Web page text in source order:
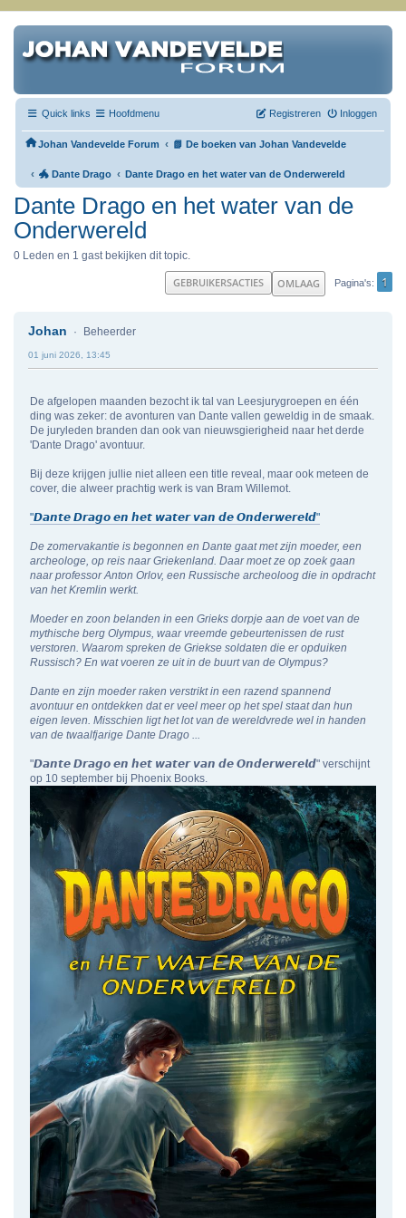
Quick links Hoofdmenu Inloggen
Registreren
Johan Vandevelde Forum ‹ 📗 De boeken van Johan Vandevelde
‹ 🐲 Dante Drago ‹ Dante Drago en het water van de Onderwereld
Dante Drago en het water van de
Onderwereld
0 Leden en 1 gast bekijken dit topic.
OMLAAG Pagina's 1
GEBRUIKERSACTIES
Johan Beheerder
01 juni 2026, 13:45
De afgelopen maanden bezocht ik tal van Leesjurygroepen en één
ding was zeker: de avonturen van Dante vallen geweldig in de smaak.
De juryleden branden dan ook van nieuwsgierigheid naar het derde
'Dante Drago' avontuur.
Bij deze krijgen jullie niet alleen een title reveal, maar ook meteen de
cover, die alweer prachtig werk is van Bram Willemot.
"𝘿𝙖𝙣𝙩𝙚 𝘿𝙧𝙖𝙜𝙤 𝙚𝙣 𝙝𝙚𝙩 𝙬𝙖𝙩𝙚𝙧 𝙫𝙖𝙣 𝙙𝙚 𝙊𝙣𝙙𝙚𝙧𝙬𝙚𝙧𝙚𝙡𝙙"
De zomervakantie is begonnen en Dante gaat met zijn moeder, een
archeologe, op reis naar Griekenland. Daar moet ze op zoek gaan
naar professor Anton Orlov, een Russische archeoloog die in opdracht
van het Kremlin werkt.
Moeder en zoon belanden in een Grieks dorpje aan de voet van de
mythische berg Olympus, waar vreemde gebeurtenissen de rust
verstoren. Waarom spreken de Griekse soldaten die er opduiken
Russisch? En wat voeren ze uit in de buurt van de Olympus?
Dante en zijn moeder raken verstrikt in een razend spannend
avontuur en ontdekken dat er veel meer op het spel staat dan hun
eigen leven. Misschien ligt het lot van de wereldvrede wel in handen
van de twaalfjarige Dante Drago ...
"𝘿𝙖𝙣𝙩𝙚 𝘿𝙧𝙖𝙜𝙤 𝙚𝙣 𝙝𝙚𝙩 𝙬𝙖𝙩𝙚𝙧 𝙫𝙖𝙣 𝙙𝙚 𝙊𝙣𝙙𝙚𝙧𝙬𝙚𝙧𝙚𝙡𝙙" verschijnt
op 10 september bij Phoenix Books.